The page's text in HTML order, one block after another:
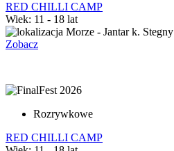
RED CHILLI CAMP
Wiek: 11 - 18 lat
Morze - Jantar k. Stegny
Zobacz
Rozrywkowe
RED CHILLI CAMP